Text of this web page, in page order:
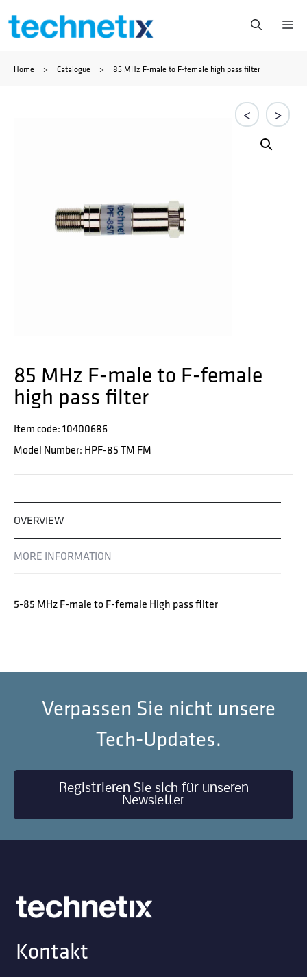
Zum
springen
Home > Catalogue > 85 MHz F-male to F-female high pass filter
< >
85 MHz F-male to F-female
high pass filter
Item code: 10400686
Model Number: HPF-85 TM FM
OVERVIEW
MORE INFORMATION
5-85 MHz F-male to F-female High pass filter
Verpassen Sie nicht unsere
Tech-Updates.
Registrieren Sie sich für unseren
Newsletter
Kontakt